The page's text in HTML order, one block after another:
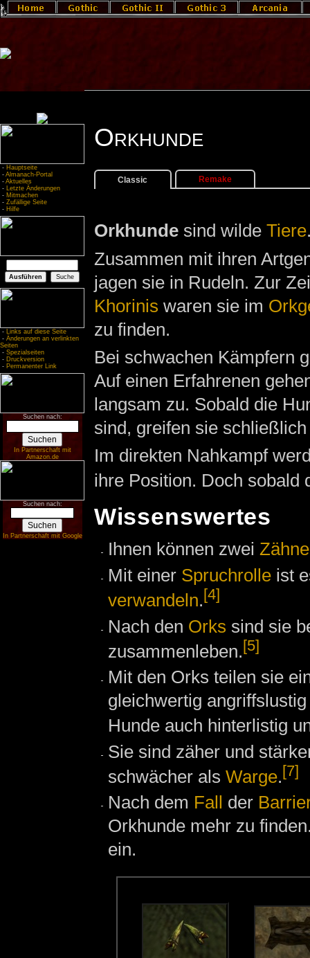
- Hauptseite
- Almanach-Portal
- Aktuelles
- Letzte Änderungen
- Mitmachen
- Zufällige Seite
- Hilfe
- Links auf diese Seite
- Änderungen an verlinkten
Seiten
- Spezialseiten
- Druckversion
- Permanenter Link
Suchen nach:
In Partnerschaft mit
Amazon.de
Suchen nach:
In Partnerschaft mit Google
Orkhunde
Classic Remake
Orkhundesind wilde Tiere
Zusammen mit ihren
jagen sie in Rudeln. Zur
Khorinis waren sie im
zu finden.
Bei schwachen Kämpfern
Auf einen Erfahrenen
langsam zu. Sobald die
sind, greifen sie
Im direkten Nahkampf
ihre Position. Doch sobald
Wissenswertes
Ihnen können zwei Zähne
Mit einer Spruchrolle ist
verwandeln.[4]
Nach den Orks sind sie
zusammenleben.[5]
Mit den Orks teilen sie
gleichwertig
Hunde auch hinterlistig
Sie sind zäher und
schwächer als Warge.[7]
Nach dem Fall der
Orkhunde mehr zu
ein.